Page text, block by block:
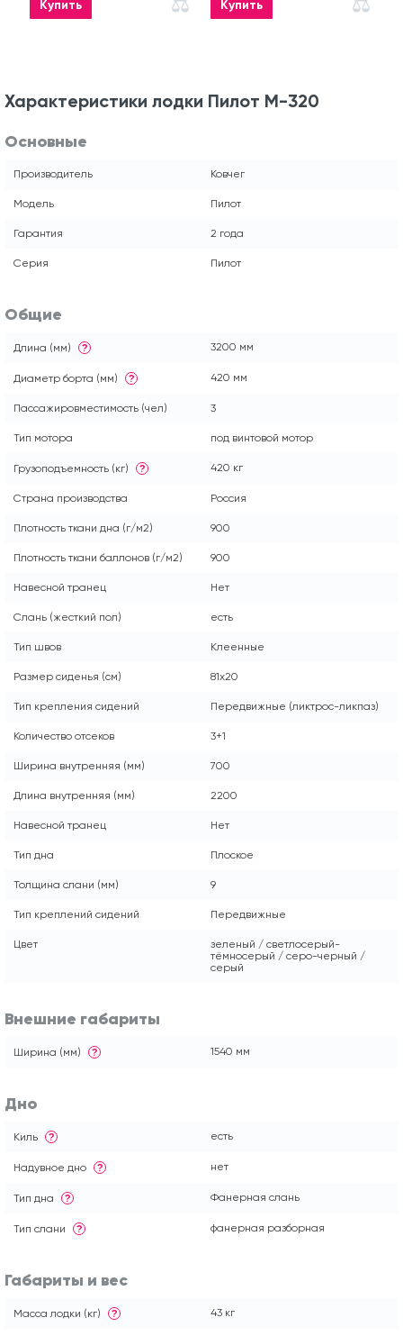
Купить Купить
Характеристики лодки Пилот М-320
Основные
Производитель Ковчег
Модель Пилот
Гарантия 2 года
Серия Пилот
Общие
Длина (мм) ? 3200 мм
Диаметр борта (мм) ? 420 мм
Пассажировместимость (чел) 3
Тип мотора под винтовой мотор
Грузоподъемность (кг) ? 420 кг
Страна производства Россия
Плотность ткани дна (г/м2) 900
Плотность ткани баллонов (г/м2) 900
Навесной транец Нет
Слань (жесткий пол) есть
Тип швов Клеенные
Размер сиденья (см) 81x20
Тип крепления сидений Передвижные (ликтрос-ликпаз)
Количество отсеков 3+1
Ширина внутренняя (мм) 700
Длина внутренняя (мм) 2200
Навесной транец Нет
Тип дна Плоское
Толщина слани (мм) 9
Тип креплений сидений Передвижные
Цвет
зеленый / светлосерый-
тёмносерый / серо-черный /
серый
Внешние габариты
Ширина (мм) ? 1540 мм
Дно
Киль ? есть
Надувное дно ? нет
Тип дна ? Фанерная слань
Тип слани ? фанерная разборная
Габариты и вес
Масса лодки (кг) ? 43 кг